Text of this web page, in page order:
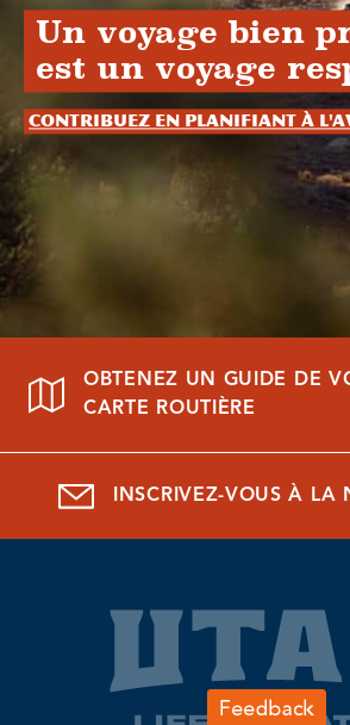
Un voyage bien
est un voyage
Contribuez en planifiant à
OBTENEZ UN GUIDE DE
CARTE ROUTIÈRE
INSCRIVEZ-VOUS À LA